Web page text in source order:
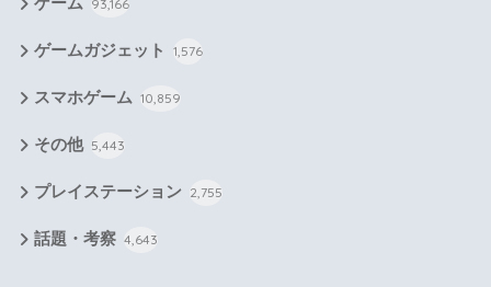
ゲーム 93,166
ゲームガジェット 1,576
スマホゲーム 10,859
その他 5,443
プレイステーション 2,755
話題・考察 4,643